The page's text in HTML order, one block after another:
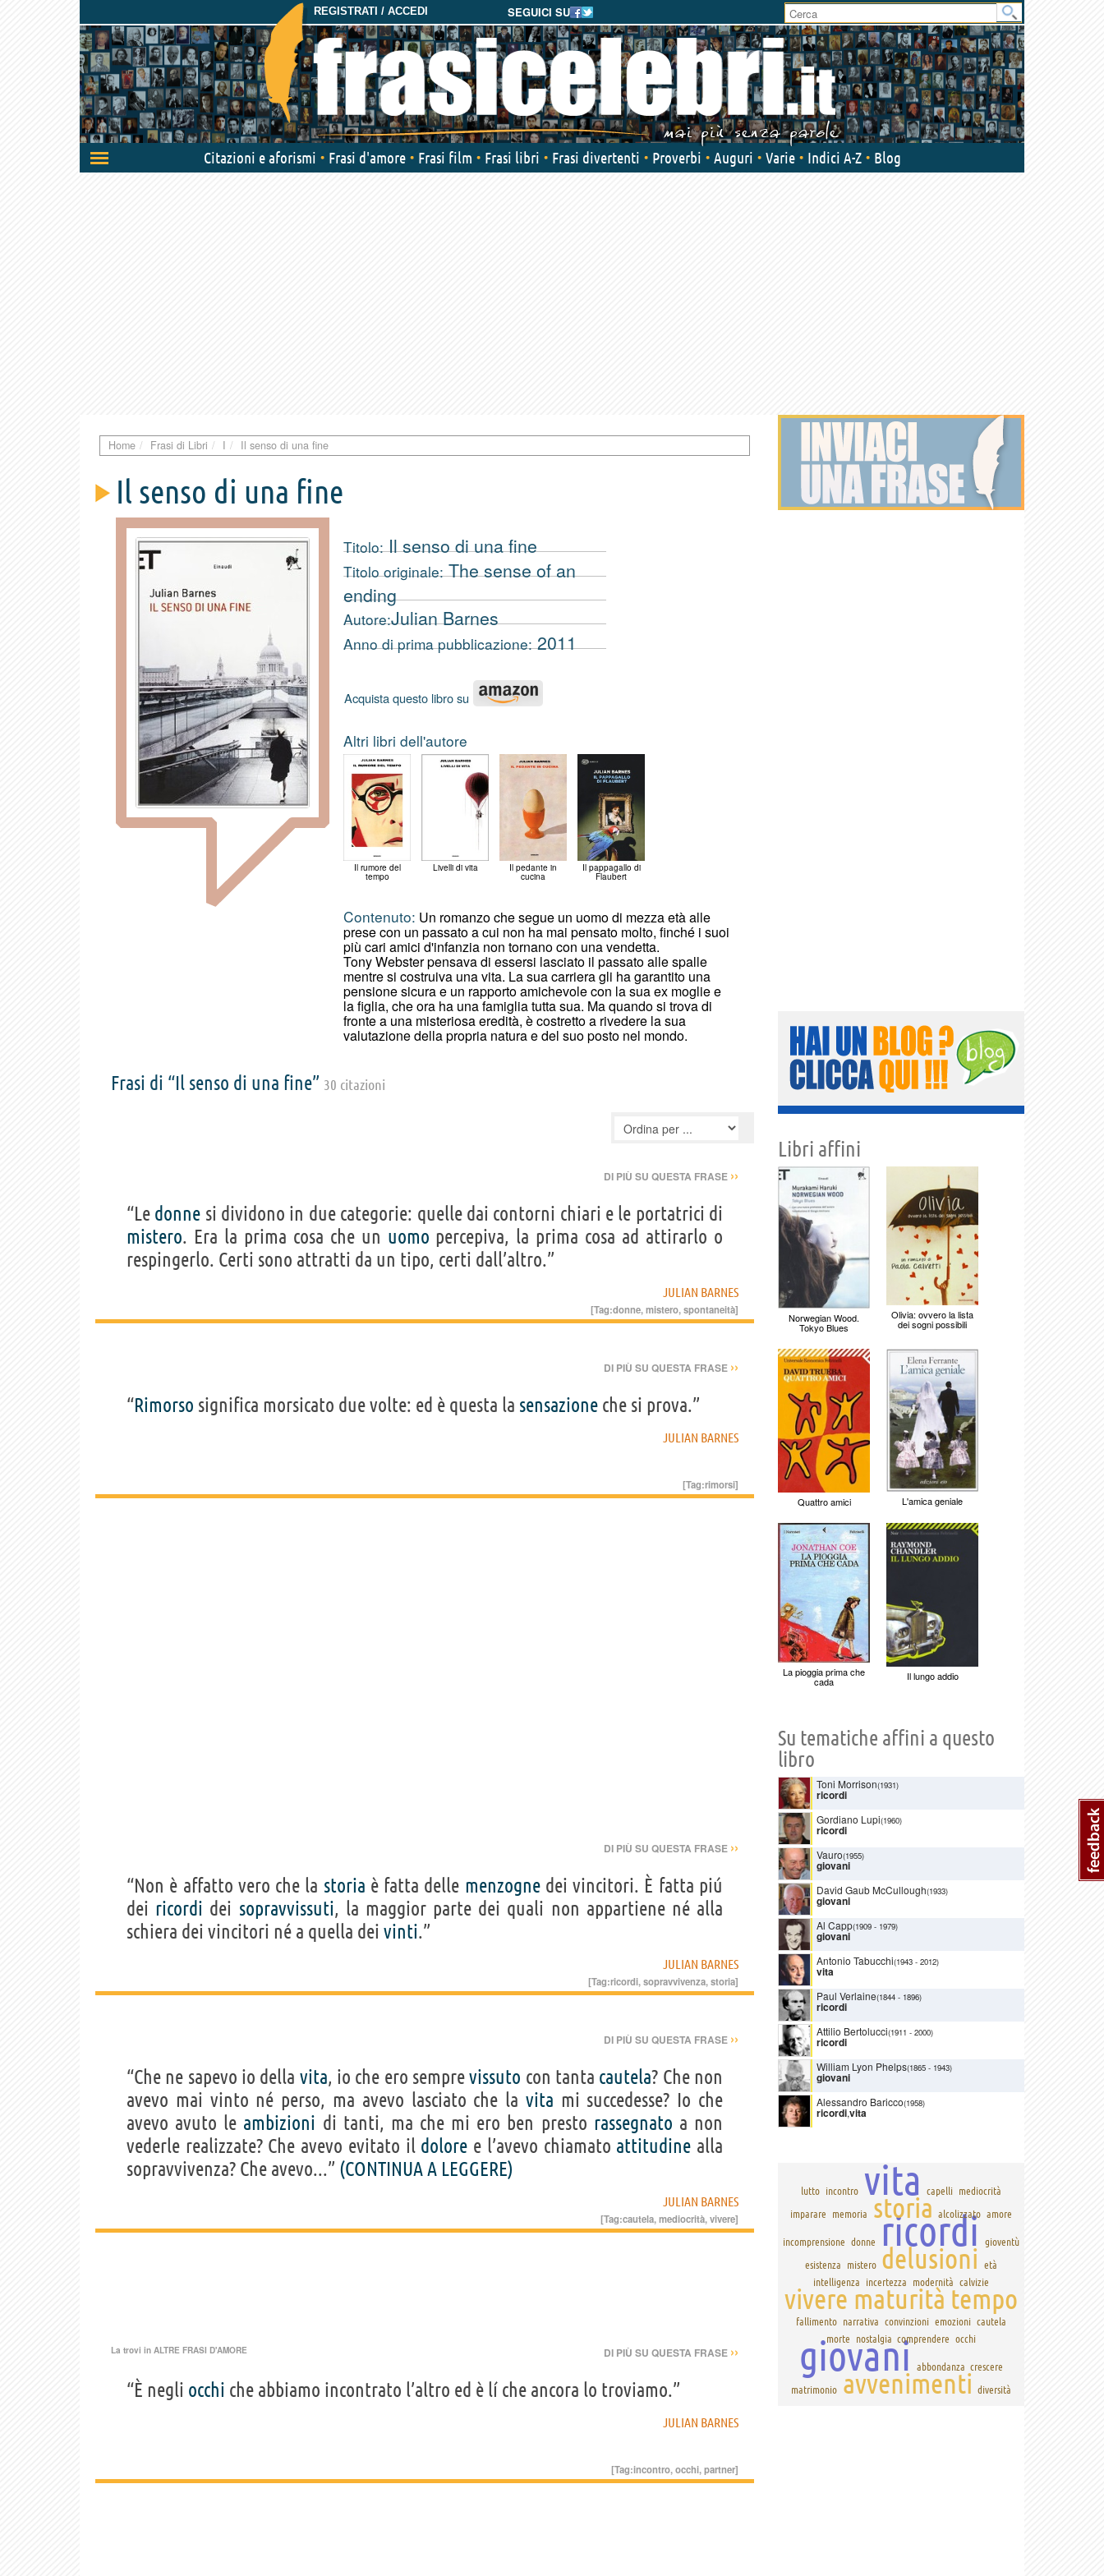
SEGUICI SU
REGISTRATI / ACCEDI
Attiva/disattiva
navigazione
User
area
Citazioni e aforismi Frasi d'amore Frasi film Frasi libri Frasi divertenti Proverbi Auguri Varie Indici A-Z Blog
Home Frasi di Libri I Il senso di una fine
Il senso di una fine
Titolo:Il senso di una fine
Titolo originale:The sense of an
ending
Autore:Julian Barnes
Anno di prima pubblicazione:2011
Acquista questo libro su
Altri libri dell'autore
Il rumore del
tempo
Livelli di vita Il pedante in
cucina
Il pappagallo di
Flaubert
Contenuto: Un romanzo che segue un uomo di mezza età alle
prese con un passato a cui non ha mai pensato molto, finché i suoi
più cari amici d'infanzia non tornano con una vendetta.
Tony Webster pensava di essersi lasciato il passato alle spalle
mentre si costruiva una vita. La sua carriera gli ha garantito una
pensione sicura e un rapporto amichevole con la sua ex moglie e
la figlia, che ora ha una famiglia tutta sua. Ma quando si trova di
fronte a una misteriosa eredità, è costretto a rivedere la sua
valutazione della propria natura e del suo posto nel mondo.
Frasi di “Il senso di una fine” 30 citazioni
DI PIÙ SU QUESTA FRASE ››
“Le donne si dividono in due categorie: quelle dai contorni chiari e le portatrici di
mistero. Era la prima cosa che un uomo percepiva, la prima cosa ad attirarlo o
respingerlo. Certi sono attratti da un tipo, certi dall’altro.”
JULIAN BARNES
[Tag:donne,mistero,spontaneità]
DI PIÙ SU QUESTA FRASE ››
“Rimorso significa morsicato due volte: ed è questa la sensazione che si prova.”
JULIAN BARNES
[Tag:rimorsi]
DI PIÙ SU QUESTA FRASE ››
“Non è affatto vero che la storia è fatta delle menzognedei vincitori. È fatta piú
dei ricordi dei sopravvissuti, la maggior parte dei quali non appartiene né alla
schiera dei vincitori né a quella dei vinti.”
JULIAN BARNES
[Tag:ricordi,sopravvivenza,storia]
DI PIÙ SU QUESTA FRASE ››
“Che ne sapevo io della vita, io che ero semprevissuto con tanta cautela? Che non
avevo mai vinto né perso, ma avevo lasciato che la vita mi succedesse? Io che
avevo avuto le ambizioni di tanti, ma che mi ero ben presto rassegnato a non
vederle realizzate? Che avevo evitato il dolore e l’avevo chiamato attitudine alla
sopravvivenza? Che avevo...” (CONTINUA A LEGGERE)
JULIAN BARNES
[Tag:cautela,mediocrità,vivere]
La trovi in ALTRE FRASI D'AMORE DI PIÙ SU QUESTA FRASE ››
“È negli occhi che abbiamo incontrato l’altro ed è lí che ancora lo troviamo.”
JULIAN BARNES
[Tag:incontro,occhi,partner]
Libri affini
Norwegian Wood.
Tokyo Blues
Olivia: ovvero la lista
dei sogni possibili
Quattro amici L'amica geniale
La pioggia prima che
cada Il lungo addio
Su tematiche affini a questo
libro
Toni Morrison(1931)
ricordi
Gordiano Lupi(1960)
ricordi
Vauro(1955)
giovani
David Gaub McCullough(1933)
giovani
Al Capp(1909 - 1979)
giovani
Antonio Tabucchi(1943 - 2012)
vita
Paul Verlaine(1844 - 1896)
ricordi
Attilio Bertolucci(1911 - 2000)
ricordi
William Lyon Phelps(1865 - 1943)
giovani
Alessandro Baricco(1958)
ricordi,vita
lutto incontro vita capelli mediocrità
imparare
memoria storia alcolizzato amore
incomprensione donne ricordi gioventù
esistenza
mistero delusioni
età
intelligenza
incertezza modernità calvizie
vivere maturità tempo
fallimento narrativa convinzioni emozioni cautela
morte
nostalgia comprendere occhi
giovani abbondanza crescere
matrimonio avvenimenti diversità